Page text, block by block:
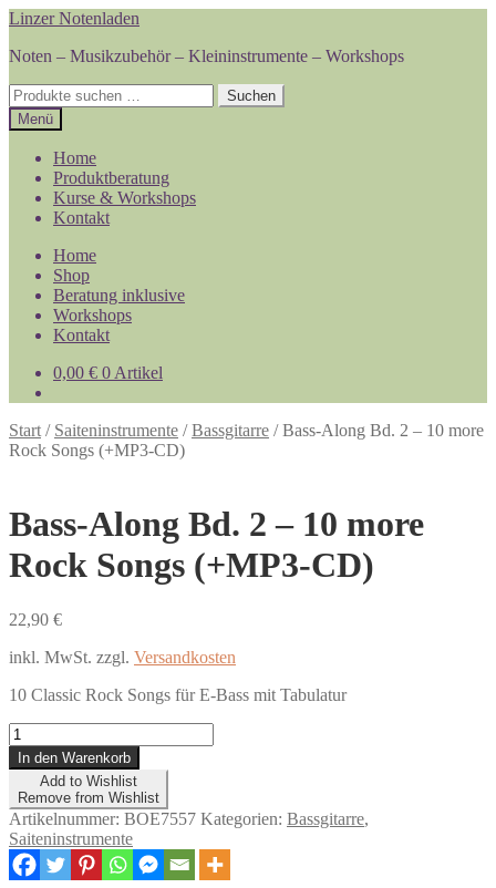
Zur
springen
Zum
springen
Linzer Notenladen
Noten – Musikzubehör – Kleininstrumente – Workshops
Suchen
nach:
Suchen
Menü
Home
Produktberatung
Kurse & Workshops
Kontakt
Home
Shop
Beratung inklusive
Workshops
Kontakt
0,00 € 0 Artikel
Start / Saiteninstrumente /Bassgitarre /Bass-Along Bd. 2 – 10 more
Rock Songs (+MP3-CD)
Bass-Along Bd. 2 – 10 more
Rock Songs (+MP3-CD)
22,90 €
inkl. MwSt. zzgl. Versandkosten
10 Classic Rock Songs für E-Bass mit Tabulatur
Bass-
Along
Bd.
-
10
more
Rock
In den Warenkorb
Add to Wishlist
Remove from Wishlist
Artikelnummer: BOE7557 Kategorien: Bassgitarre,
Saiteninstrumente